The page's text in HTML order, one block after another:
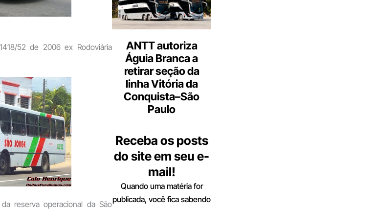
52 de 2006 ex Rodoviária
reserva operacional da São
ANTT autoriza
Águia Branca a
retirar seção da
linha Vitória da
Conquista–São
Paulo
Receba os posts
do site em seu e-
mail!
Quando uma matéria for
publicada, você fica sabendo